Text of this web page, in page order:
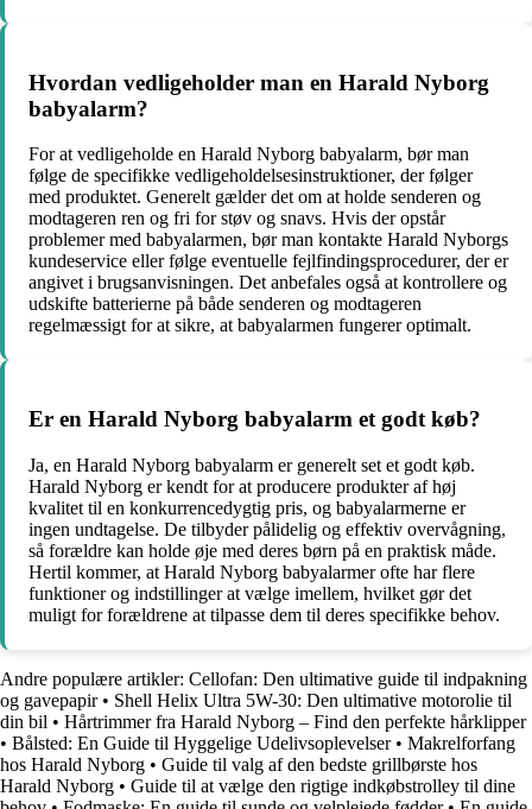
Hvordan vedligeholder man en Harald Nyborg
babyalarm?
For at vedligeholde en Harald Nyborg babyalarm, bør man
følge de specifikke vedligeholdelsesinstruktioner, der følger
med produktet. Generelt gælder det om at holde senderen og
modtageren ren og fri for støv og snavs. Hvis der opstår
problemer med babyalarmen, bør man kontakte Harald Nyborgs
kundeservice eller følge eventuelle fejlfindingsprocedurer, der er
angivet i brugsanvisningen. Det anbefales også at kontrollere og
udskifte batterierne på både senderen og modtageren
regelmæssigt for at sikre, at babyalarmen fungerer optimalt.
Er en Harald Nyborg babyalarm et godt køb?
Ja, en Harald Nyborg babyalarm er generelt set et godt køb.
Harald Nyborg er kendt for at producere produkter af høj
kvalitet til en konkurrencedygtig pris, og babyalarmerne er
ingen undtagelse. De tilbyder pålidelig og effektiv overvågning,
så forældre kan holde øje med deres børn på en praktisk måde.
Hertil kommer, at Harald Nyborg babyalarmer ofte har flere
funktioner og indstillinger at vælge imellem, hvilket gør det
muligt for forældrene at tilpasse dem til deres specifikke behov.
Andre populære artikler: Cellofan: Den ultimative guide til indpakning
og gavepapir• Shell Helix Ultra 5W-30: Den ultimative motorolie til
din bil • Hårtrimmer fra Harald Nyborg – Find den perfekte hårklipper
• Bålsted: En Guide til Hyggelige Udelivsoplevelser• Makrelforfang
hos Harald Nyborg • Guide til valg af den bedste grillbørste hos
Harald Nyborg • Guide til at vælge den rigtige indkøbstrolley til dine